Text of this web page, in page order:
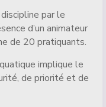
par le
d’un animateur
de 20 pratiquants.
implique le
de priorité et de